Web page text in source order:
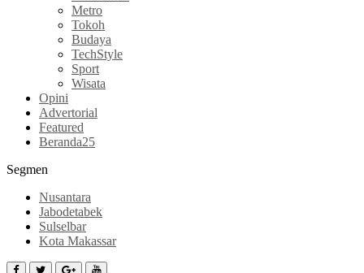
Metro
Tokoh
Budaya
TechStyle
Sport
Wisata
Opini
Advertorial
Featured
Beranda25
Segmen
Nusantara
Jabodetabek
Sulselbar
Kota Makassar